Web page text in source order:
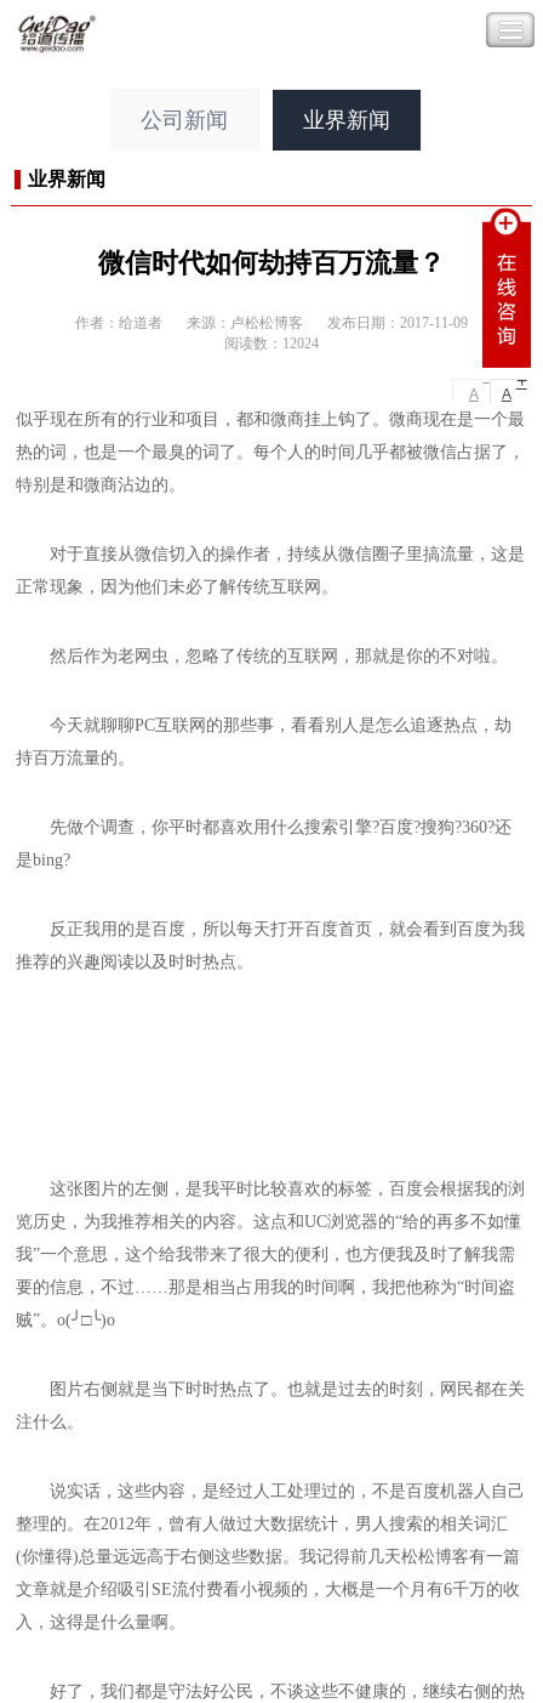
公司新闻 业界新闻
业界新闻
微信时代如何劫持百万流量？
作者：给道者 来源：卢松松博客
发布日期：2017-11-09
阅读数：12024
A
-
A
+
似乎现在所有的行业和项目，都和微商挂上钩了。微商现在是一个最
热的词，也是一个最臭的词了。每个人的时间几乎都被微信占据了，
特别是和微商沾边的。
对于直接从微信切入的操作者，持续从微信圈子里搞流量，这是
正常现象，因为他们未必了解传统互联网。
然后作为老网虫，忽略了传统的互联网，那就是你的不对啦。
今天就聊聊PC互联网的那些事，看看别人是怎么追逐热点，劫
持百万流量的。
先做个调查，你平时都喜欢用什么搜索引擎?百度?搜狗?360?还
是bing?
反正我用的是百度，所以每天打开百度首页，就会看到百度为我
推荐的兴趣阅读以及时时热点。
这张图片的左侧，是我平时比较喜欢的标签，百度会根据我的浏
览历史，为我推荐相关的内容。这点和UC浏览器的“给的再多不如懂
我”一个意思，这个给我带来了很大的便利，也方便我及时了解我需
要的信息，不过……那是相当占用我的时间啊，我把他称为“时间盗
贼”。o(╯□╰)o
图片右侧就是当下时时热点了。也就是过去的时刻，网民都在关
注什么。
说实话，这些内容，是经过人工处理过的，不是百度机器人自己
整理的。在2012年，曾有人做过大数据统计，男人搜索的相关词汇
(你懂得)总量远远高于右侧这些数据。我记得前几天松松博客有一篇
文章就是介绍吸引SE流付费看小视频的，大概是一个月有6千万的收
入，这得是什么量啊。
好了，我们都是守法好公民，不谈这些不健康的，继续右侧的热